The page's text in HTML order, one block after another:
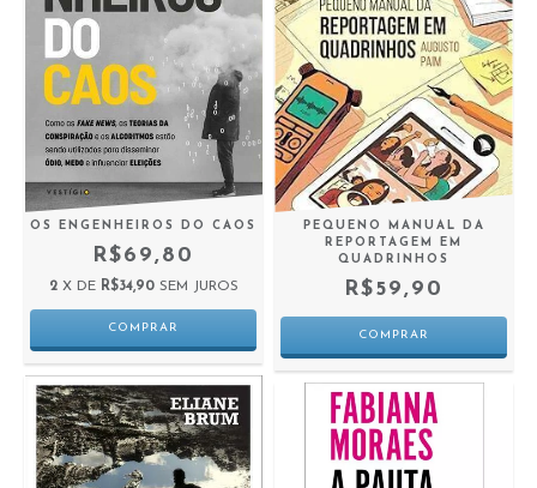
OS ENGENHEIROS DO CAOS
R$69,80
2 X DE R$34,90 SEM JUROS
PEQUENO MANUAL DA
REPORTAGEM EM
QUADRINHOS
R$59,90